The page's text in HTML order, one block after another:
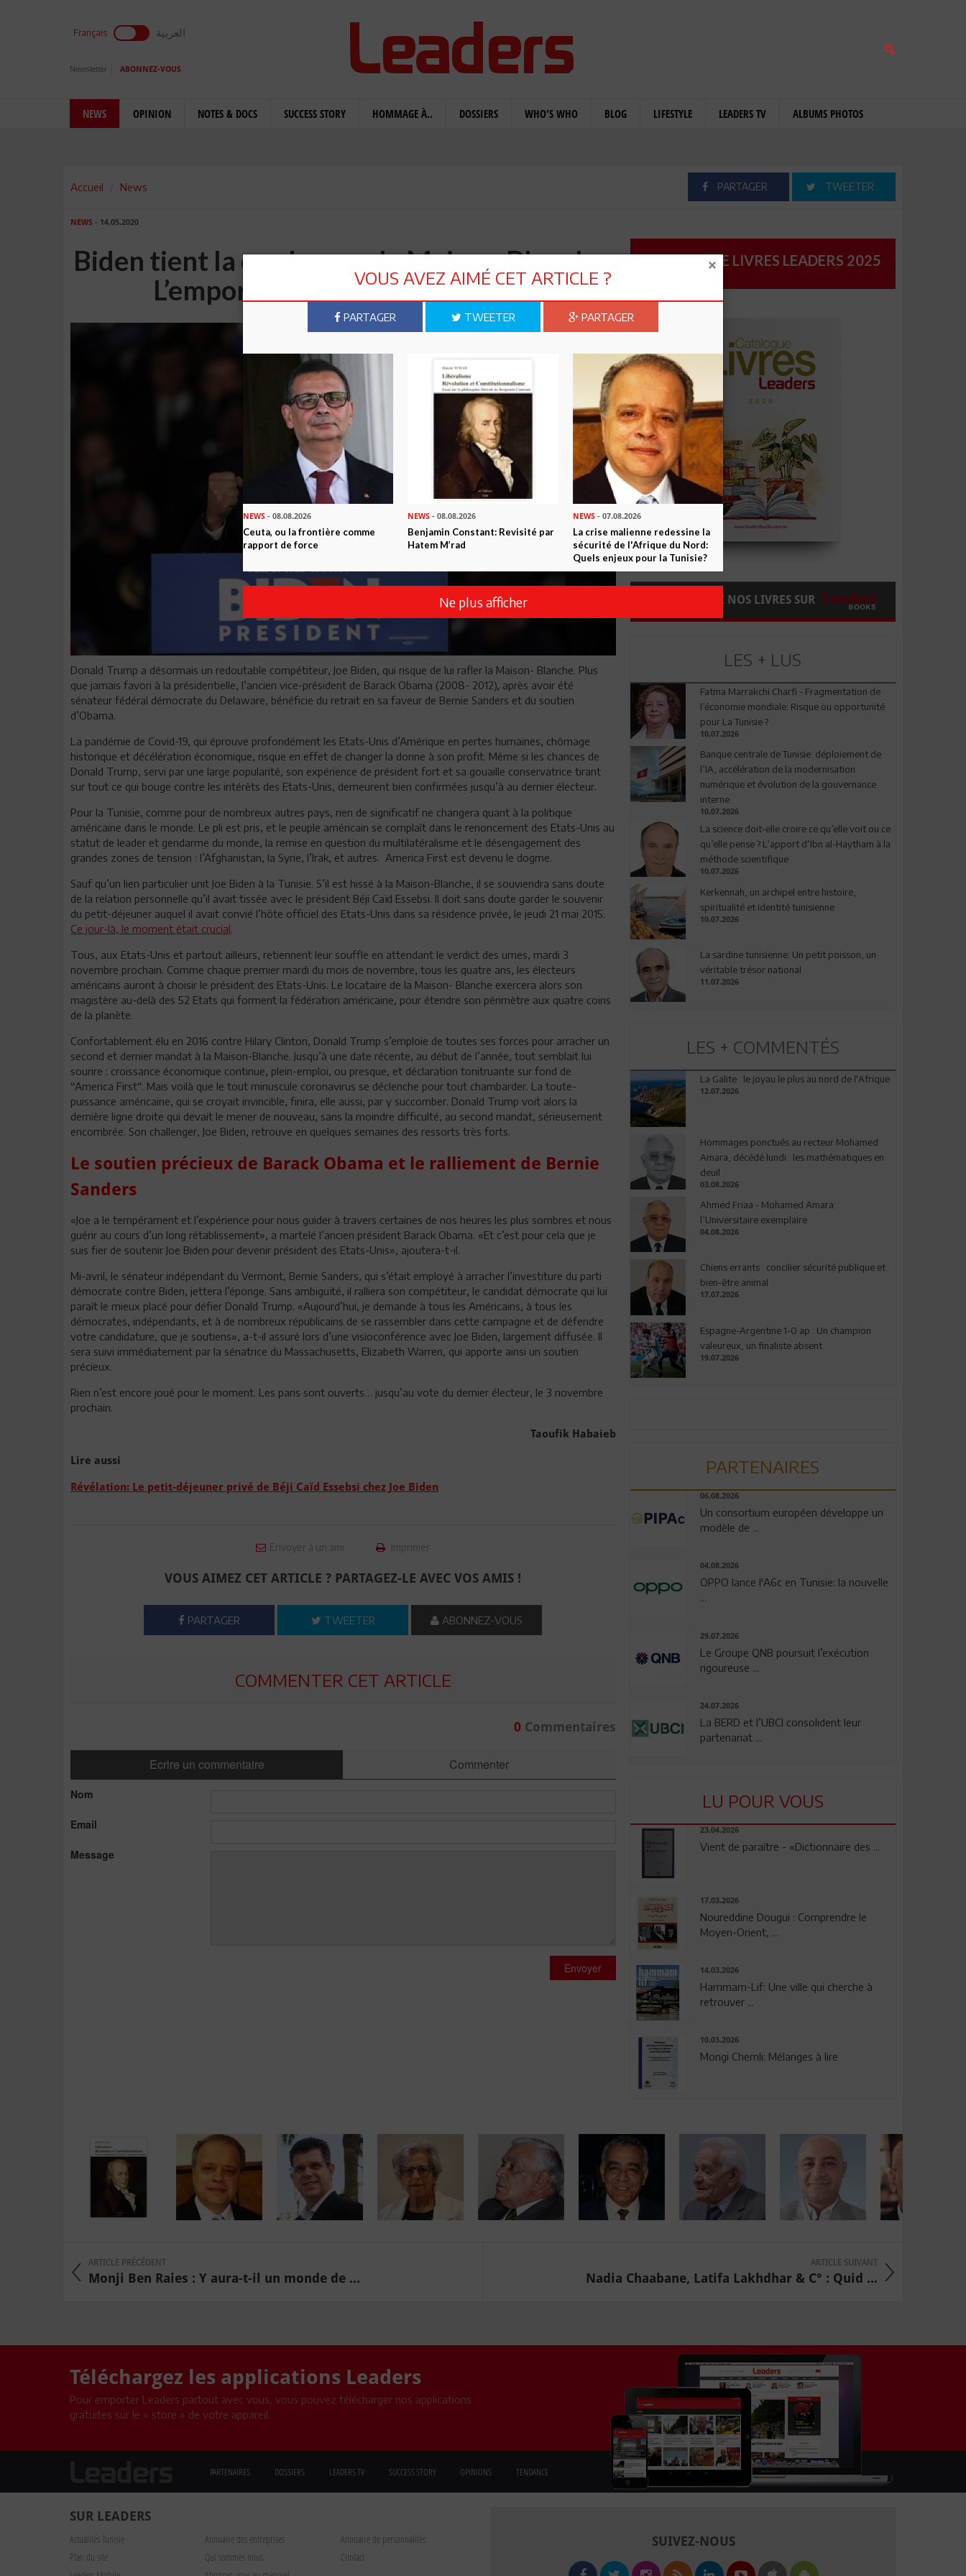
Français العربية
Newsletter ABONNEZ-VOUS
NEWS OPINION NOTES & DOCS SUCCESS STORY HOMMAGE À.. DOSSIERS WHO'S WHO BLOG LIFESTYLE LEADERS TV ALBUMS PHOTOS
Accueil News PARTAGER TWEETER
NEWS - 14.05.2020
Biden tient la corde pour la Maison-Blanche:
L’emportera-t-il contre Trump ?
Donald Trump a désormais un redoutable compétiteur, Joe Biden, qui risque de lui rafler la Maison- Blanche. Plus
que jamais favori à la présidentielle, l’ancien vice-président de Barack Obama (2008- 2012), après avoir été
sénateur fédéral démocrate du Delaware, bénéficie du retrait en sa faveur de Bernie Sanders et du soutien
d’Obama.
La pandémie de Covid-19, qui éprouve profondément les Etats-Unis d’Amérique en pertes humaines, chômage
historique et décélération économique, risque en effet de changer la donne à son profit. Même si les chances de
Donald Trump, servi par une large popularité, son expérience de président fort et sa gouaille conservatrice tirant
sur tout ce qui bouge contre les intérêts des Etats-Unis, demeurent bien confirmées jusqu’à au dernier électeur.
Pour la Tunisie, comme pour de nombreux autres pays, rien de significatif ne changera quant à la politique
américaine dans le monde. Le pli est pris, et le peuple américain se complaît dans le renoncement des Etats-Unis au
statut de leader et gendarme du monde, la remise en question du multilatéralisme et le désengagement des
grandes zones de tension : l’Afghanistan, la Syrie, l’Irak, et autres. America First est devenu le dogme.
Sauf qu’un lien particulier unit Joe Biden à la Tunisie. S’il est hissé à la Maison-Blanche, il se souviendra sans doute
de la relation personnelle qu’il avait tissée avec le président Béji Caïd Essebsi. Il doit sans doute garder le souvenir
du petit-déjeuner auquel il avait convié l’hôte officiel des Etats-Unis dans sa résidence privée, le jeudi 21 mai 2015.
Ce jour-là, le moment était crucial.
Tous, aux Etats-Unis et partout ailleurs, retiennent leur souffle en attendant le verdict des urnes, mardi 3
novembre prochain. Comme chaque premier mardi du mois de novembre, tous les quatre ans, les électeurs
américains auront à choisir le président des Etats-Unis. Le locataire de la Maison- Blanche exercera alors son
magistère au-delà des 52 Etats qui forment la fédération américaine, pour étendre son périmètre aux quatre coins
de la planète.
Confortablement élu en 2016 contre Hilary Clinton, Donald Trump s’emploie de toutes ses forces pour arracher un
second et dernier mandat à la Maison-Blanche. Jusqu’à une date récente, au début de l’année, tout semblait lui
sourire : croissance économique continue, plein-emploi, ou presque, et déclaration tonitruante sur fond de
“America First“. Mais voilà que le tout minuscule coronavirus se déclenche pour tout chambarder. La toute-
puissance américaine, qui se croyait invincible, finira, elle aussi, par y succomber. Donald Trump voit alors la
dernière ligne droite qui devait le mener de nouveau, sans la moindre difficulté, au second mandat, sérieusement
encombrée. Son challenger, Joe Biden, retrouve en quelques semaines des ressorts très forts.
Le soutien précieux de Barack Obama et le ralliement de Bernie
Sanders
«Joe a le tempérament et l’expérience pour nous guider à travers certaines de nos heures les plus sombres et nous
guérir au cours d’un long rétablissement», a martelé l’ancien président Barack Obama. «Et c’est pour cela que je
suis fier de soutenir Joe Biden pour devenir président des Etats-Unis», ajoutera-t-il.
Mi-avril, le sénateur indépendant du Vermont, Bernie Sanders, qui s’était employé à arracher l’investiture du parti
démocrate contre Biden, jettera l’éponge. Sans ambiguïté, il ralliera son compétiteur, le candidat démocrate qui lui
paraît le mieux placé pour défier Donald Trump. «Aujourd’hui, je demande à tous les Américains, à tous les
démocrates, indépendants, et à de nombreux républicains de se rassembler dans cette campagne et de défendre
votre candidature, que je soutiens», a-t-il assuré lors d’une visioconférence avec Joe Biden, largement diffusée. Il
sera suivi immédiatement par la sénatrice du Massachusetts, Elizabeth Warren, qui apporte ainsi un soutien
précieux.
Rien n’est encore joué pour le moment. Les paris sont ouverts… jusqu’au vote du dernier électeur, le 3 novembre
prochain.
Taoufik Habaieb
Lire aussi
Révélation: Le petit-déjeuner privé de Béji Caïd Essebsi chez Joe Biden
Envoyer à un ami Imprimer
VOUS AIMEZ CET ARTICLE ? PARTAGEZ-LE AVEC VOS AMIS !
PARTAGER TWEETER ABONNEZ-VOUS
COMMENTER CET ARTICLE
0Commentaires
Ecrire un commentaire Commenter
Nom
Email
Message
Envoyer
CATALOGUE LIVRES LEADERS 2025
COMMANDEZ NOS LIVRES SUR
LES + LUS
Fatma Marrakchi Charfi - Fragmentation de
l’économie mondiale: Risque ou opportunité
pour La Tunisie ?
10.07.2026
Banque centrale de Tunisie: déploiement de
l’IA, accélération de la modernisation
numérique et évolution de la gouvernance
interne
10.07.2026
La science doit-elle croire ce qu’elle voit ou ce
qu’elle pense ? L’apport d’Ibn al-Haytham à la
méthode scientifique
10.07.2026
Kerkennah, un archipel entre histoire,
spiritualité et identité tunisienne
10.07.2026
La sardine tunisienne: Un petit poisson, un
véritable trésor national
11.07.2026
LES + COMMENTÉS
La Galite : le joyau le plus au nord de l'Afrique
12.07.2026
Hommages ponctués au recteur Mohamed
Amara, décédé lundi : les mathématiques en
deuil
03.08.2026
Ahmed Friaa - Mohamed Amara:
l’Universitaire exemplaire
04.08.2026
Chiens errants : concilier sécurité publique et
bien-être animal
17.07.2026
Espagne-Argentine 1-0 ap : Un champion
valeureux, un finaliste absent
19.07.2026
PARTENAIRES
06.08.2026
Un consortium européen développe un
modèle de ...
04.08.2026
OPPO lance l'A6c en Tunisie: la nouvelle
...
29.07.2026
Le Groupe QNB poursuit l’exécution
rigoureuse ...
24.07.2026
La BERD et l’UBCI consolident leur
partenariat ...
LU POUR VOUS
23.04.2026
Vient de paraître - «Dictionnaire des ...
17.03.2026
Noureddine Dougui : Comprendre le
Moyen-Orient, ...
14.03.2026
Hammam-Lif: Une ville qui cherche à
retrouver ...
10.03.2026
Mongi Chemli: Mélanges à lire
ARTICLE PRÉCÉDENT
Monji Ben Raies : Y aura-t-il un monde de ...
ARTICLE SUIVANT
Nadia Chaabane, Latifa Lakhdhar & C° : Quid ...
Téléchargez les applications Leaders
Pour emporter Leaders partout avec vous, vous pouvez télécharger nos applications
gratuites sur le « store » de votre appareil.
PARTENAIRES DOSSIERS LEADERS TV SUCCESS STORY OPINIONS TENDANCE
SUR LEADERS
Actualités Tunisie Annuaire des entreprises
Annuaire de personnalités
Plan du site
Qui sommes nous
Contact
SUIVEZ-NOUS
VOUS AVEZ AIMÉ CET ARTICLE ?
PARTAGER TWEETER PARTAGER
NEWS - 08.08.2026
Ceuta, ou la frontière comme
rapport de force
NEWS - 08.08.2026
Benjamin Constant: Revisité par
Hatem M’rad
NEWS- 07.08.2026
La crise malienne redessine la
sécurité de l'Afrique du Nord:
Quels enjeux pour la Tunisie?
Ne plus afficher